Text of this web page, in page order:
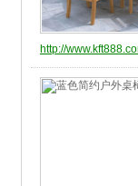
http://